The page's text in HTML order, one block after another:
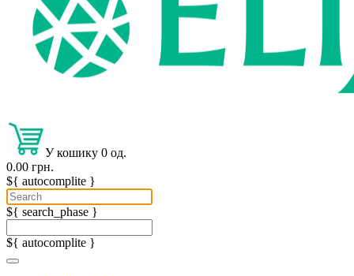
У кошику 0 од.
0.00 грн.
${ autocomplite }
${ search_phase }
${ autocomplite }